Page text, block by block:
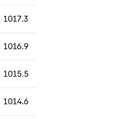
1017.3
1016.9
1015.5
1014.6